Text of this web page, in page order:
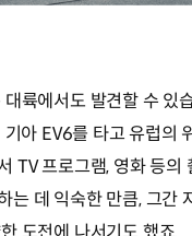
륙에서도 발견할 수 있
아 EV6를 타고 유럽의
TV 프로그램, 영화 등
는 데 익숙한 만큼, 그간